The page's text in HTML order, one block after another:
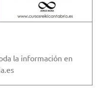
la información en